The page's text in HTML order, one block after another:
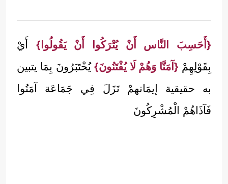
{أَحَسِبَ النَّاس أَنْ يُتْرَكُوا أَنْ يَقُولُوا} أَيْ
بِقَوْلِهِمْ {آمَنَّا وَهُمْ لَا يُفْتَنُونَ}يُخْتَبَرُونَ بِمَا يتبين
به حقيقية إيمَانهمْ نَزَلَ فِي جَمَاعَة آمَنُوا
فَآذَاهُمْ الْمُشْرِكُونَ